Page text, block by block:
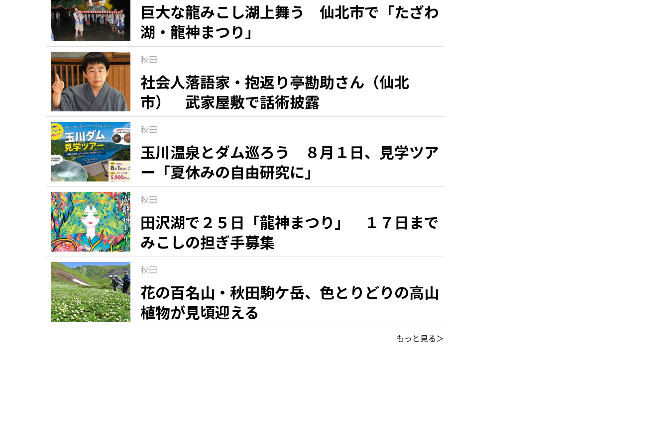
巨大な龍みこし湖上舞う 仙北市で「たざわ
湖・龍神まつり」
秋田
社会人落語家・抱返り亭勘助さん（仙北
市） 武家屋敷で話術披露
秋田
玉川温泉とダム巡ろう ８月１日、見学ツア
ー「夏休みの自由研究に」
秋田
田沢湖で２５日「龍神まつり」 １７日まで
みこしの担ぎ手募集
秋田
花の百名山・秋田駒ケ岳、色とりどりの高山
植物が見頃迎える
もっと見る＞